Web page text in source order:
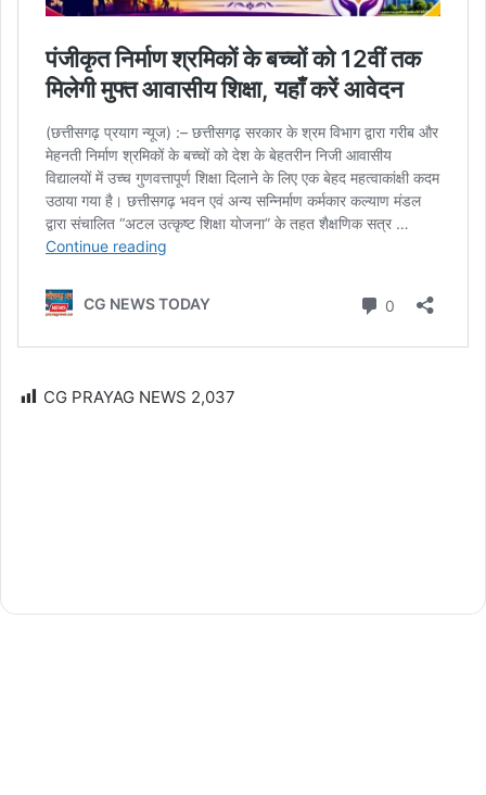
CG PRAYAG NEWS 2,037